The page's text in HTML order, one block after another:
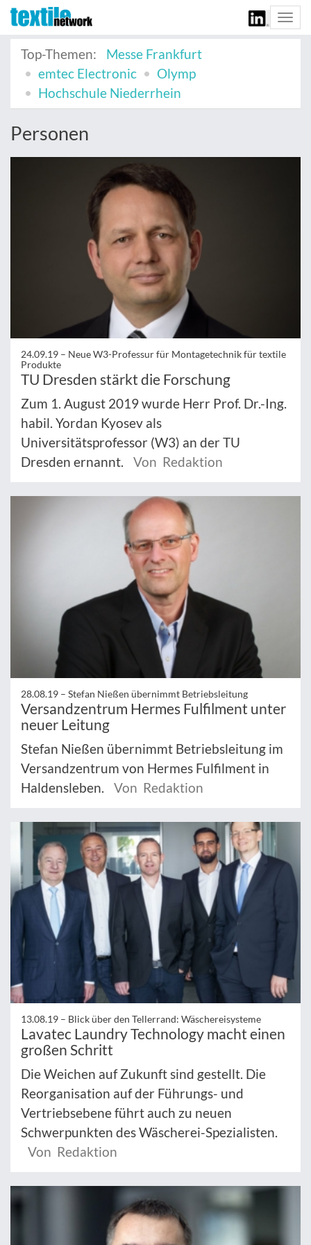
Top-Themen:
Messe Frankfurt
emtec Electronic
Olymp
Hochschule Niederrhein
Personen
24.09.19 – Neue W3-Professur für Montagetechnik für textile
Produkte
TU Dresden stärkt die Forschung
Zum 1. August 2019 wurde Herr Prof. Dr.-Ing.
habil. Yordan Kyosev als
Universitätsprofessor (W3) an der TU
Dresden ernannt.
Von Redaktion
28.08.19 – Stefan Nießen übernimmt Betriebsleitung
Versandzentrum Hermes Fulfilment unter
neuer Leitung
Stefan Nießen übernimmt Betriebsleitung im
Versandzentrum von Hermes Fulfilment in
Haldensleben.
Von Redaktion
13.08.19 – Blick über den Tellerrand: Wäschereisysteme
Lavatec Laundry Technology macht einen
großen Schritt
Die Weichen auf Zukunft sind gestellt. Die
Reorganisation auf der Führungs- und
Vertriebsebene führt auch zu neuen
Schwerpunkten des Wäscherei-Spezialisten.
Von Redaktion